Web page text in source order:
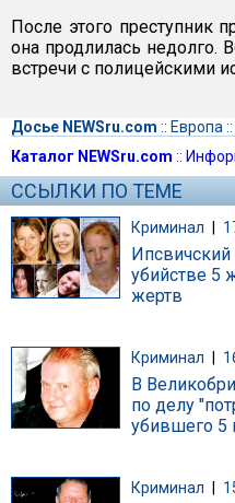
После этого преступник
она продлилась недолго.
встречи с полицейскими
Досье NEWSru.com :: Европа ::
Каталог NEWSru.com ::
ССЫЛКИ ПО ТЕМЕ
Криминал |
убийстве 5
жертв
Криминал
В
по делу
убившего 5
Криминал